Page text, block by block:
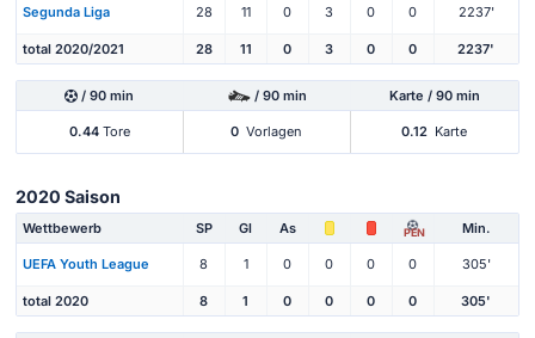
Segunda Liga 28 11 0 3 0 0 2237'
total 2020/2021 28 11 0 3 0 0 2237'
/ 90 min / 90 min Karte / 90 min
0.44Tore 0 Vorlagen 0.12 Karte
2020 Saison
Wettbewerb SP Gl As PEN Min.
UEFA Youth League 8 1 0 0 0 0 305'
total 2020 8 1 0 0 0 0 305'